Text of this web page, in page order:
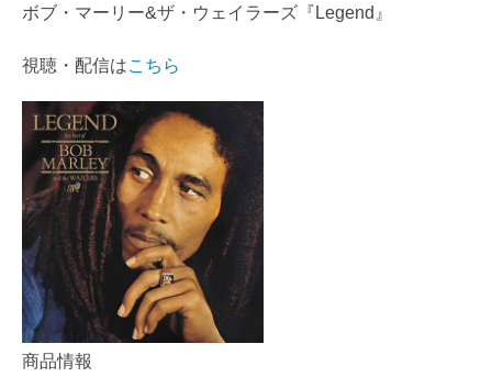
ボブ・マーリー&ザ・ウェイラーズ『Legend』
視聴・配信はこちら
商品情報